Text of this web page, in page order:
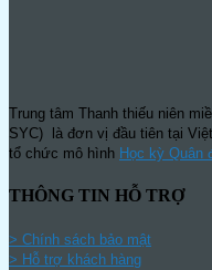
Trung tâm Thanh thiếu niên
SYC) là đơn vị đầu tiên tại
tổ chức mô hình Học kỳ Quân
THÔNG TIN HỖ TRỢ
> Chính sách bảo mật
> Hỗ trợ khách hàng